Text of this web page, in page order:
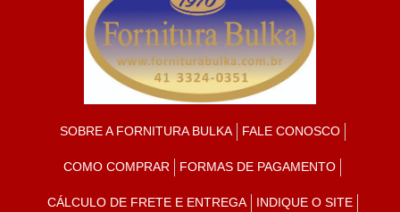
SOBRE A FORNITURA BULKA FALE CONOSCO
COMO COMPRAR FORMAS DE PAGAMENTO
CÁLCULO DE FRETE E ENTREGA INDIQUE O SITE